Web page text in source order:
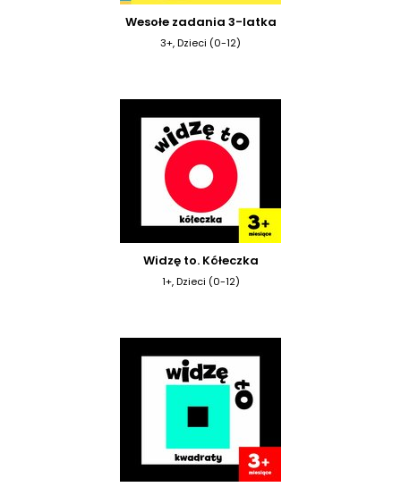
Wesołe zadania 3-latka
3+, Dzieci (0-12)
Widzę to. Kółeczka
1+, Dzieci (0-12)